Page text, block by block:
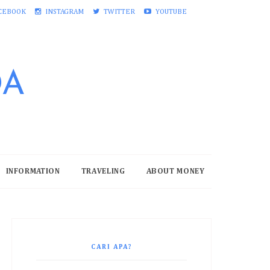
INSTAGRAM TWITTER YOUTUBE
INFORMATION TRAVELING ABOUT MONEY
CARI APA?